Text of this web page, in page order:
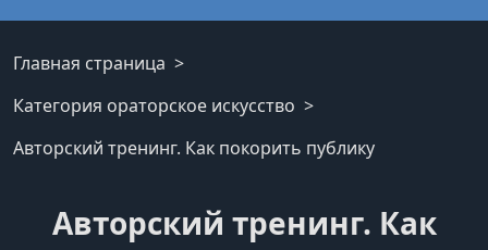
Главная страница
Категория ораторское искусство
Авторский тренинг. Как покорить публику
Авторский тренинг. Как